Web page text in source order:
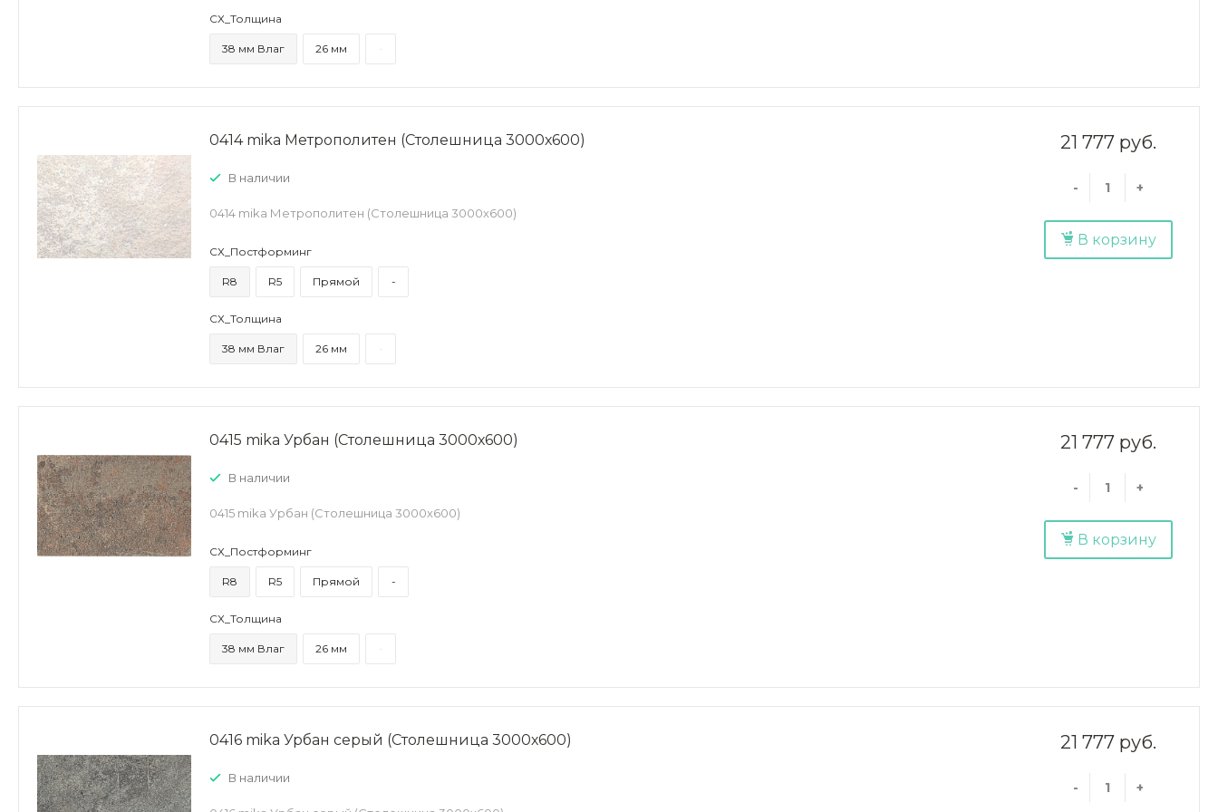
СХ_Толщина
38 мм Влаг 26 мм
21 777 руб.
- +
В корзину
0414 mika Метрополитен (Столешница 3000х600)
В наличии
0414 mika Метрополитен (Столешница 3000х600)
СХ_Постформинг
R8 R5 Прямой -
СХ_Толщина
38 мм Влаг 26 мм
21 777 руб.
- +
В корзину
0415 mika Урбан (Столешница 3000х600)
В наличии
0415 mika Урбан (Столешница 3000х600)
СХ_Постформинг
R8 R5 Прямой -
СХ_Толщина
38 мм Влаг 26 мм
21 777 руб.
- +
0416 mika Урбан серый (Столешница 3000х600)
В наличии